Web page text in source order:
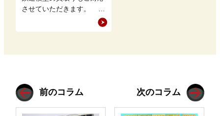
させていただきます。
今回は鉄道模型に関わる終
活、遺品整理、生前整理、
前のコラム 次のコラム